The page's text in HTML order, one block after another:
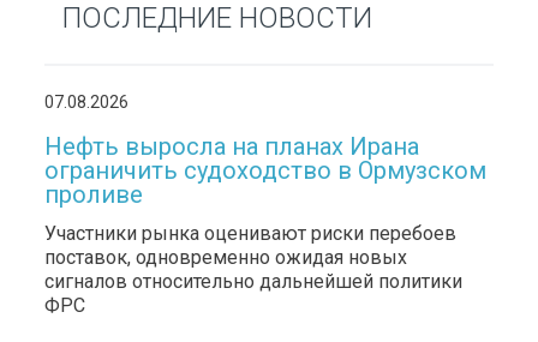
ПОСЛЕДНИЕ НОВОСТИ
07.08.2026
Нефть выросла на планах Ирана
ограничить судоходство в Ормузском
проливе
Участники рынка оценивают риски перебоев
поставок, одновременно ожидая новых
сигналов относительно дальнейшей политики
ФРС